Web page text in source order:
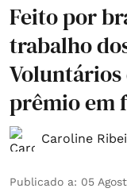
Feito por
trabalho
Voluntários
prêmio em
Caroline
Publicado a: 05